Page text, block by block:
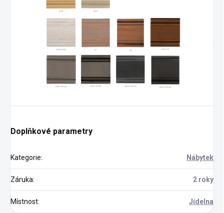
Doplňkové parametry
Kategorie: Nábytek
Záruka: 2 roky
Místnost: Jídelna